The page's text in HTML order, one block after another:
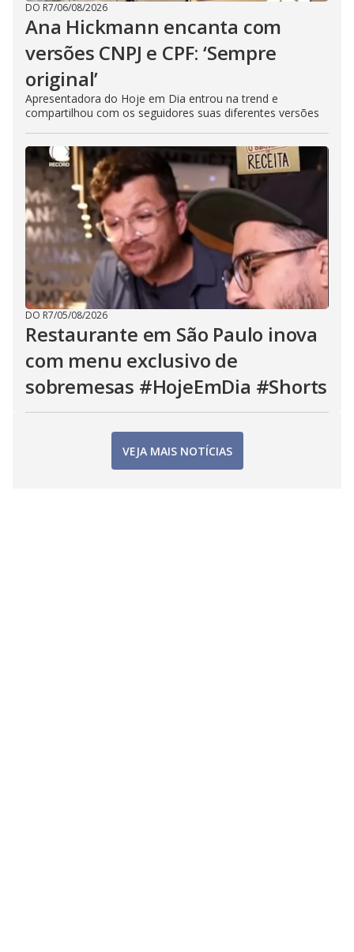
DO R7/06/08/2026
Ana Hickmann encanta com
versões CNPJ e CPF: ‘Sempre
original’
Apresentadora do Hoje em Dia entrou na trend e
compartilhou com os seguidores suas diferentes versões
DO R7/05/08/2026
Restaurante em São Paulo inova
com menu exclusivo de
sobremesas #HojeEmDia #Shorts
VEJA MAIS NOTÍCIAS